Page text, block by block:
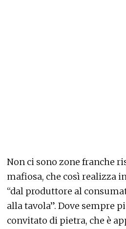
Non ci sono zone franche
mafiosa, che così realizza
“dal produttore al
alla tavola”. Dove sempre
convitato di pietra, che è